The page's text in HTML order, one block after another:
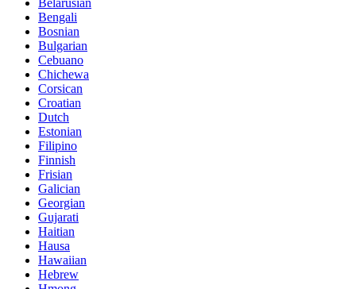
Belarusian
Bengali
Bosnian
Bulgarian
Cebuano
Chichewa
Corsican
Croatian
Dutch
Estonian
Filipino
Finnish
Frisian
Galician
Georgian
Gujarati
Haitian
Hausa
Hawaiian
Hebrew